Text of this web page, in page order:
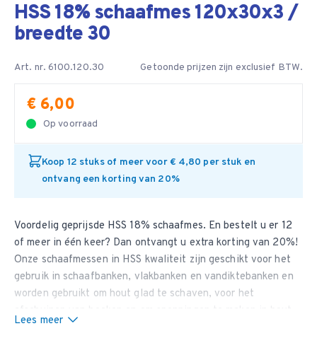
HSS 18% schaafmes 120x30x3 /
breedte 30
Art. nr. 6100.120.30 Getoonde prijzen zijn exclusief BTW.
€ 6,00
Op voorraad
Koop 12 stuks of meer voor € 4,80 per stuk en
ontvang een korting van 20%
Voordelig geprijsde HSS 18% schaafmes. En bestelt u er 12
of meer in één keer? Dan ontvangt u extra korting van 20%!
Onze schaafmessen in HSS kwaliteit zijn geschikt voor het
gebruik in schaafbanken, vlakbanken en vandiktebanken en
worden gebruikt om hout glad te schaven, voor het
Bent u op zoek naar schaafmessen die extra lang scherp
Lees meer